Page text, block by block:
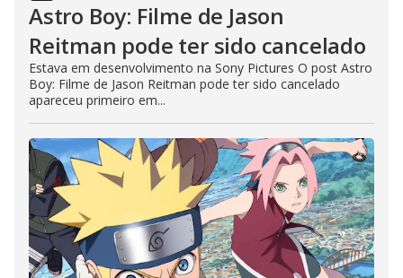
Astro Boy: Filme de Jason
Reitman pode ter sido cancelado
Estava em desenvolvimento na Sony Pictures O post Astro
Boy: Filme de Jason Reitman pode ter sido cancelado
apareceu primeiro em...